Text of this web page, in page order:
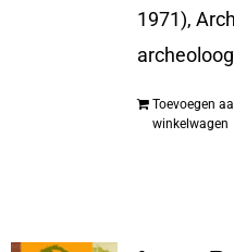
1971),
archeoloog
Toevoegen
winkelwagen